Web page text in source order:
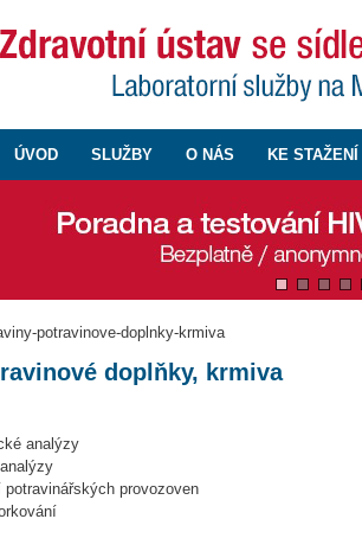
ÚVOD SLUŽBY O NÁS KE STAŽENÍ
potravinove-doplnky-krmiva
doplňky, krmiva
analýzy
provozoven